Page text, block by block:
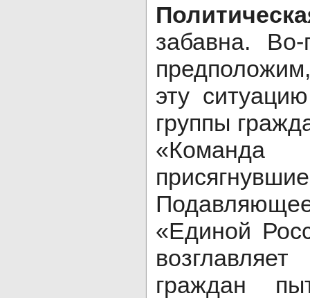
забавна.
эту
группы
«Команда
«Единой
граждан